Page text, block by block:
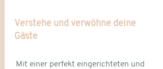
Verstehe und verwöhne deine
Gäste
Mit einer perfekt eingerichteten und